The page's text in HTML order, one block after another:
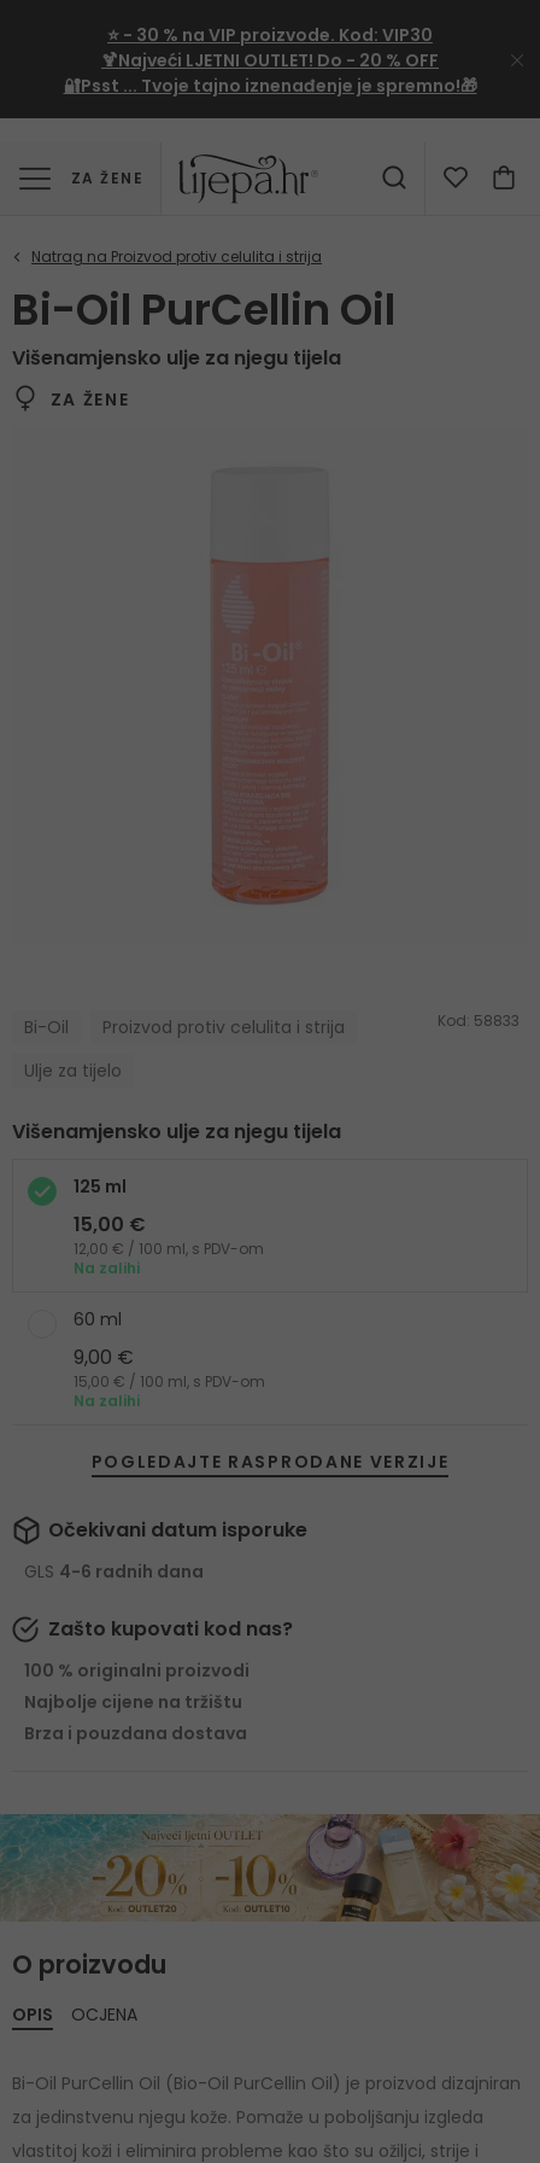
⭐ - 30 % na VIP proizvode. Kod: VIP30
🍹Najveći LJETNI OUTLET! Do - 20 % OFF
🔐Psst ... Tvoje tajno iznenađenje je spremno!🎁
ZA ŽENE
Bi-Oil PurCellin Oil
Višenamjensko ulje za njegu tijela
ZA ŽENE
Bi-Oil
Proizvod protiv celulita i strija
Ulje za tijelo
Kod: 58833
Višenamjensko ulje za njegu tijela
125 ml
15,00 €
12,00 € / 100 ml, s PDV-om
Na zalihi
60 ml
9,00 €
15,00 € / 100 ml, s PDV-om
Na zalihi
POGLEDAJTE RASPRODANE VERZIJE
Očekivani datum isporuke
GLS 4-6 radnih dana
Zašto kupovati kod nas?
100 % originalni proizvodi
Najbolje cijene na tržištu
Brza i pouzdana dostava
O proizvodu
OPIS
Bi-Oil PurCellin Oil (Bio-Oil PurCellin Oil) je proizvod dizajniran
za jedinstvenu njegu kože. Pomaže u poboljšanju izgleda
vlastitoj koži i eliminira probleme kao što su ožiljci, strije i
OCJENA